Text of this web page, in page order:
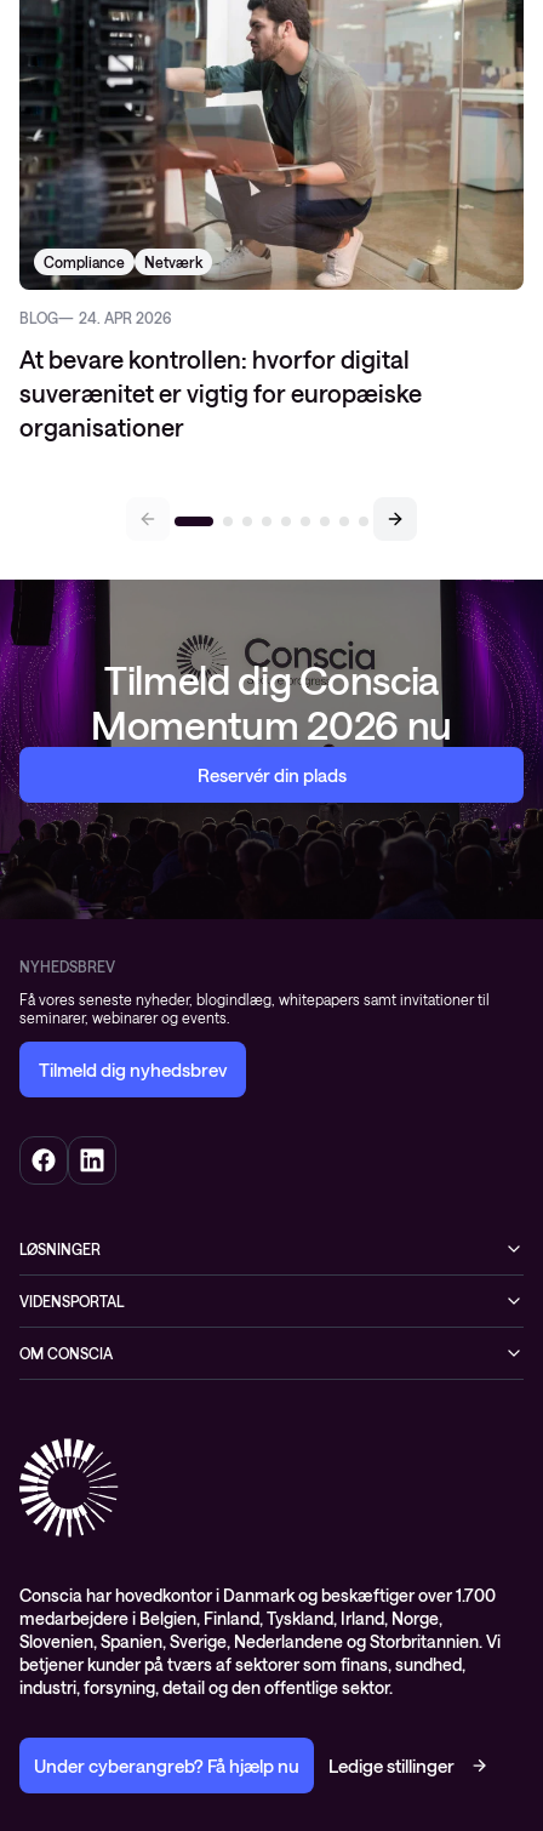
Compliance Netværk
BLOG 24. APR 2026
At bevare kontrollen: hvorfor digital
suverænitet er vigtig for europæiske
organisationer
Tilmeld dig Conscia
Momentum 2026 nu
Reservér din plads
NYHEDSBREV
Få vores seneste nyheder, blogindlæg, whitepapers samt invitationer til
seminarer, webinarer og events.
Tilmeld dig nyhedsbrev
LØSNINGER
Netværk
Datacenter & Cloud
Observability
Conscia Managed Services
Conscia Services
VIDENSPORTAL
Events
Videoer
Whitepapers
OM CONSCIA
Partnere
Presserum
ISO certifikater
Proces for kundeklager
Salgs- og leveringsbetingelser
Selskabsoplysninger og SKI-rammeaftale
Conscia har hovedkontor i Danmark og beskæftiger over 1.700
medarbejdere i Belgien, Finland, Tyskland, Irland, Norge,
Slovenien, Spanien, Sverige, Nederlandene og Storbritannien. Vi
betjener kunder på tværs af sektorer som finans, sundhed,
industri, forsyning, detail og den offentlige sektor.
Under cyberangreb? Få hjælp nu Ledige stillinger